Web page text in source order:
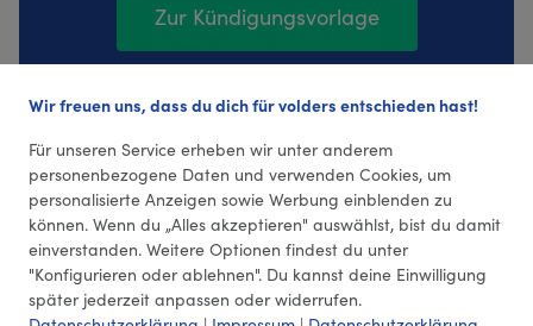
Zur Kündigungsvorlage
383 Bewertungen (4,39 Durchschnitt)
Wir freuen uns, dass du dich für volders entschieden hast!
Für unseren Service erheben wir unter anderem
personenbezogene Daten und verwenden Cookies, um
personalisierte Anzeigen sowie Werbung einblenden zu
können. Wenn du „Alles akzeptieren" auswählst, bist du damit
einverstanden. Weitere Optionen findest du unter
"Konfigurieren oder ablehnen". Du kannst deine Einwilligung
später jederzeit anpassen oder widerrufen.